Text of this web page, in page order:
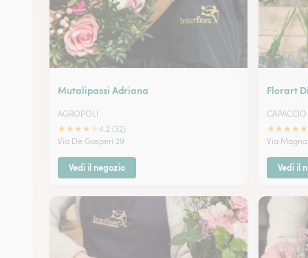
Mutalipassi Adriana
AGROPOLI
★★★★
4.2 (32)
Via De Gasperi 29
Vedi il negozio
Florart
★★★★★
Via
Vedi il